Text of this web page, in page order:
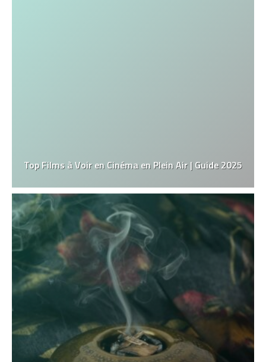
Top Films à Voir en Cinéma en Plein Air | Guide 2025